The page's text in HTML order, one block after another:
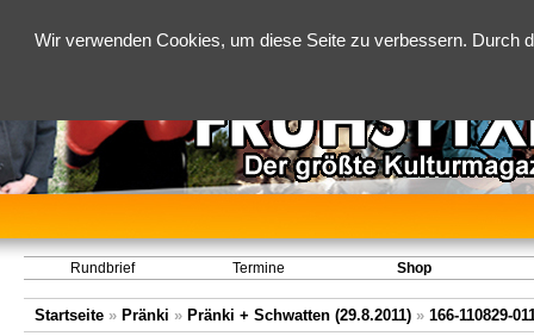
Wir verwenden Cookies, um diese Seite zu verbessern.
Rundbrief Termine Shop
Startseite» Pränki » Pränki + Schwatten (29.8.2011)» 166-110829-